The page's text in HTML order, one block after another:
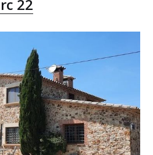
22